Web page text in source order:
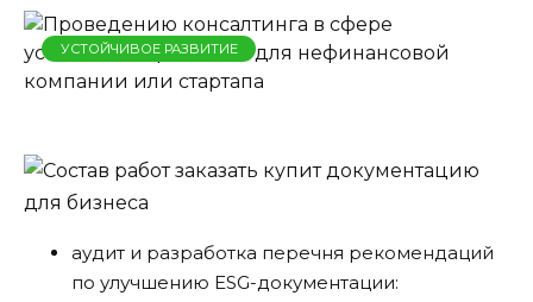
УСТОЙЧИВОЕ РАЗВИТИЕ
аудит и разработка перечня рекомендаций
по улучшению ESG-документации: